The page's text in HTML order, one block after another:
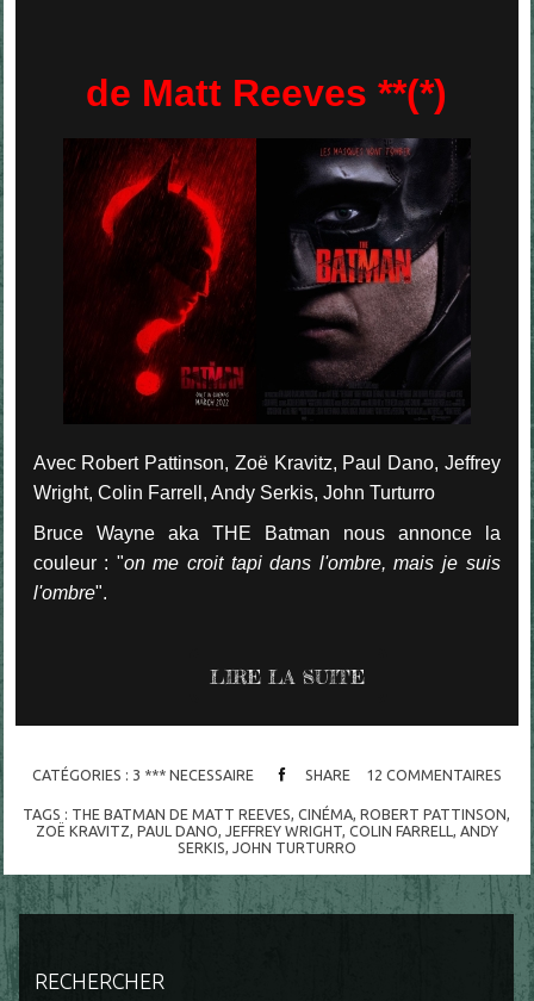
de Matt Reeves **(*)
Avec Robert Pattinson, Zoë Kravitz, Paul Dano, Jeffrey
Wright, Colin Farrell, Andy Serkis, John Turturro
Bruce Wayne aka THE Batman nous annonce la
couleur : "on me croit tapi dans l'ombre, mais je suis
l'ombre".
LIRE LA SUITE
CATÉGORIES : 3 *** NECESSAIRE SHARE 12 COMMENTAIRES
TAGS : THE BATMAN DE MATT REEVES ,CINÉMA ,ROBERT PATTINSON
ZOË KRAVITZ PAUL DANO JEFFREY WRIGHT, COLIN FARRELL
ANDY
SERKIS
JOHN TURTURRO
RECHERCHER